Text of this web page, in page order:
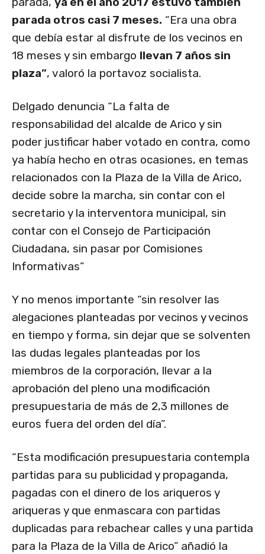
parada otros casi 7 meses. “Era una obra
que debía estar al disfrute de los vecinos en
18 meses y sin embargo llevan 7 años sin
plaza”, valoró la portavoz socialista.
Delgado denuncia “La falta de
responsabilidad del alcalde de Arico y sin
poder justificar haber votado en contra, como
ya había hecho en otras ocasiones, en temas
relacionados con la Plaza de la Villa de Arico,
decide sobre la marcha, sin contar con el
secretario y la interventora municipal, sin
contar con el Consejo de Participación
Ciudadana, sin pasar por Comisiones
Informativas”
Y no menos importante “sin resolver las
alegaciones planteadas por vecinos y vecinos
en tiempo y forma, sin dejar que se solventen
las dudas legales planteadas por los
miembros de la corporación, llevar a la
aprobación del pleno una modificación
presupuestaria de más de 2,3 millones de
euros fuera del orden del día”.
“Esta modificación presupuestaria contempla
partidas para su publicidad y propaganda,
pagadas con el dinero de los ariqueros y
ariqueras y que enmascara con partidas
duplicadas para rebachear calles y una partida
para la Plaza de la Villa de Arico” añadió la